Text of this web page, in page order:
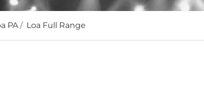
PA/ Loa Full Range